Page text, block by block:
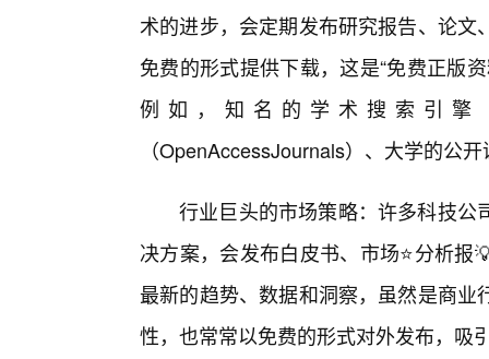
术的进步，会定期发布研究报告、论
免费的形式提供下载，这是“免费正版
例如，知名的学术搜索引擎
（OpenAccessJournals）、大学的公
行业巨头的市场策略：许多科技公
决方案，会发布白皮书、市场⭐分析
最新的趋势、数据和洞察，虽然是商
性，也常常以免费的形式对外发布，吸